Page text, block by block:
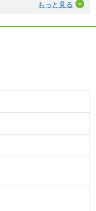
収納スペースには困りま
納！
もっと見る